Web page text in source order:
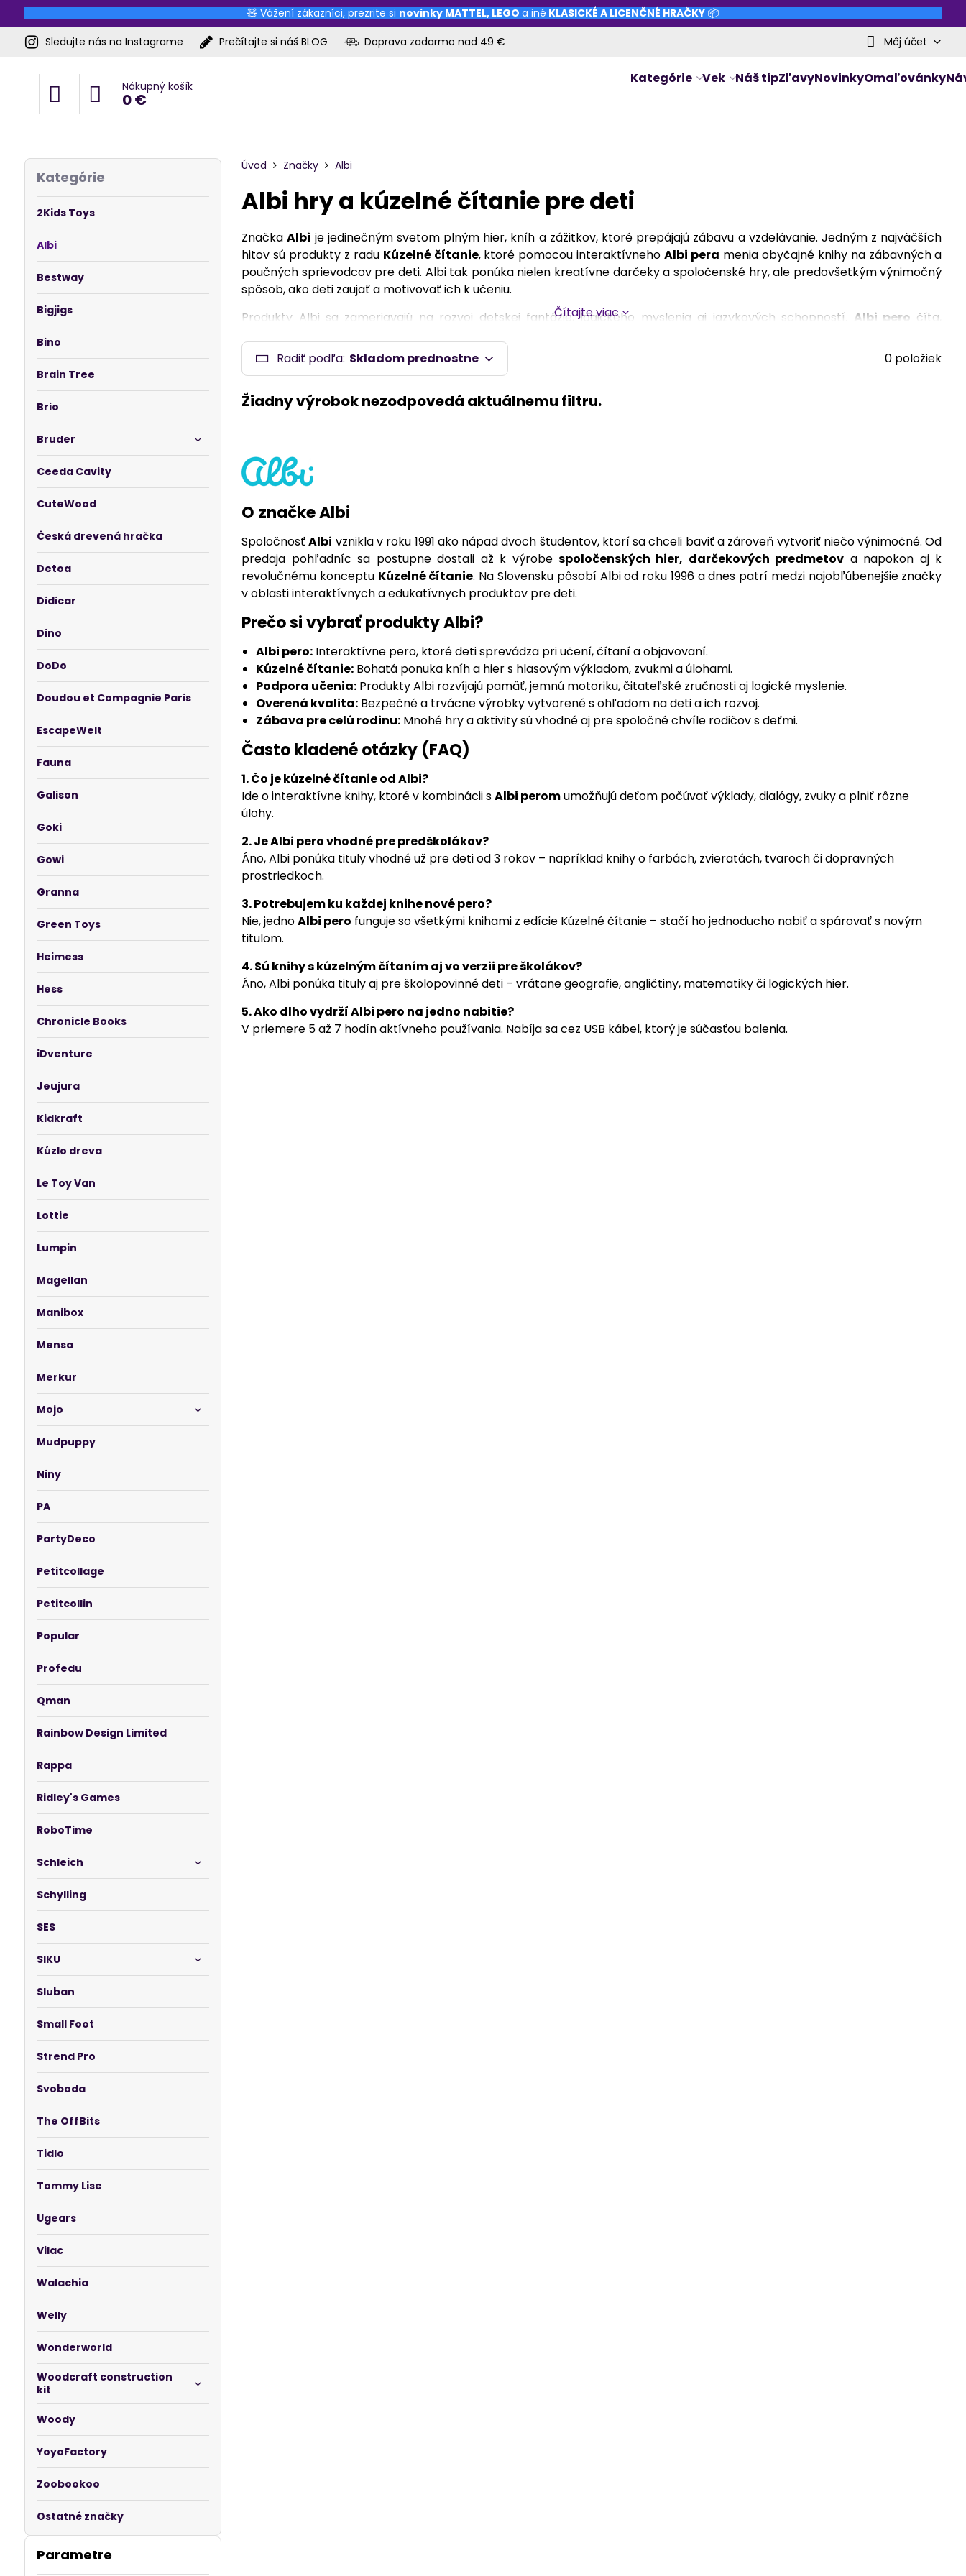
🧸 Vážení zákazníci, prezrite si novinky MATTEL, LEGO a iné KLASICKÉ A LICENČNÉ HRAČKY📦
Sledujte nás na Instagrame
Prečítajte si náš BLOG Doprava zadarmo nad 49 € Môj účet
Nákupný košík
0 €
Kategórie Vek Náš tipZľavyNovinkyOmaľovánky
Úvod Značky Albi
Albi hry a kúzelné čítanie pre deti
ZnačkaAlbi je jedinečným svetom plným hier, kníh a zážitkov, ktoré prepájajú zábavu a vzdelávanie. Jedným z najväčších
hitov sú produkty z radu Kúzelné čítanie, ktoré pomocou interaktívnehoAlbi pera menia obyčajné knihy na zábavných a
poučných sprievodcov pre deti. Albi tak ponúka nielen kreatívne darčeky a spoločenské hry, ale predovšetkým výnimočný
spôsob, ako deti zaujať a motivovať ich k učeniu.
Produkty Albi sa zameriavajú na rozvoj detskej fantázie, logického myslenia aj jazykových schopností.
Albi pero číta,
preto ideálnou voľbou pre rodičov, ktorí chcú podporiť učenie formou hry. Či už ide o rozpoznávanie farieb, písmen, zvukov
alebo rozprávkové príbehy, každá publikácia Albi prináša nové možnosti objavovania a učenia.
V ponuke nájdete aj množstvo ďalších produktov – odspoločenských hier
a zábavné miniatúry.
Albi hry a kúzelné čítanie
Čítajte viac
Radiť podľa: Skladom prednostne 0 položiek
O značke Albi
SpoločnosťAlbi vznikla v roku 1991 ako nápad dvoch študentov, ktorí sa chceli baviť a zároveň vytvoriť niečo výnimočné. Od
predaja pohľadníc sa postupne dostali až k výrobe spoločenských hier, darčekových predmetov a napokon aj k
revolučnému konceptu Kúzelné čítanie. Na Slovensku pôsobí Albi od roku 1996 a dnes patrí medzi najobľúbenejšie značky
v oblasti interaktívnych a edukatívnych produktov pre deti.
Prečo si vybrať produkty Albi?
Albi pero: Interaktívne pero, ktoré deti sprevádza pri učení, čítaní a objavovaní.
Kúzelné čítanie: Bohatá ponuka kníh a hier s hlasovým výkladom, zvukmi a úlohami.
Podpora učenia: Produkty Albi rozvíjajú pamäť, jemnú motoriku, čitateľské zručnosti aj logické myslenie.
Overená kvalita: Bezpečné a trvácne výrobky vytvorené s ohľadom na deti a ich rozvoj.
Zábava pre celú rodinu: Mnohé hry a aktivity sú vhodné aj pre spoločné chvíle rodičov s deťmi.
Často kladené otázky (FAQ)
1. Čo je kúzelné čítanie od Albi?
Ide o interaktívne knihy, ktoré v kombinácii sAlbi peromumožňujú deťom počúvať výklady, dialógy, zvuky a plniť rôzne
úlohy.
2. Je Albi pero vhodné pre predškolákov?
Áno, Albi ponúka tituly vhodné už pre deti od 3 rokov – napríklad knihy o farbách, zvieratách, tvaroch či dopravných
prostriedkoch.
3. Potrebujem ku každej knihe nové pero?
Nie, jednoAlbi pero funguje so všetkými knihami z edície Kúzelné čítanie – stačí ho jednoducho nabiť a spárovať s novým
titulom.
4. Sú knihy s kúzelným čítaním aj vo verzii pre školákov?
Áno, Albi ponúka tituly aj pre školopovinné deti – vrátane geografie, angličtiny, matematiky či logických hier.
5. Ako dlho vydrží Albi pero na jedno nabitie?
V priemere 5 až 7 hodín aktívneho používania. Nabíja sa cez USB kábel, ktorý je súčasťou balenia.
Parametre
Kategórie
2Kids Toys
Albi
Bestway
Bigjigs
Bino
Brain Tree
Brio
Bruder
Ceeda Cavity
CuteWood
Česká drevená hračka
Detoa
Didicar
Dino
DoDo
Doudou et Compagnie Paris
EscapeWelt
Fauna
Galison
Goki
Gowi
Granna
Green Toys
Heimess
Hess
Chronicle Books
iDventure
Jeujura
Kidkraft
Kúzlo dreva
Le Toy Van
Lottie
Lumpin
Magellan
Manibox
Mensa
Merkur
Mojo
Mudpuppy
Niny
PA
PartyDeco
Petitcollage
Petitcollin
Popular
Profedu
Qman
Rainbow Design Limited
Rappa
Ridley's Games
RoboTime
Schleich
Schylling
SES
SIKU
Sluban
Small Foot
Strend Pro
Svoboda
The OffBits
Tidlo
Tommy Lise
Ugears
Vilac
Walachia
Welly
Wonderworld
Woodcraft construction
kit
Woody
YoyoFactory
Zoobookoo
Ostatné značky